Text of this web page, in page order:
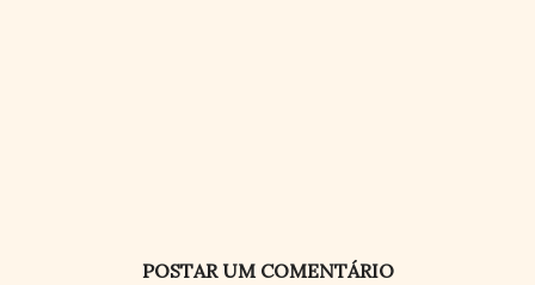
POSTAR UM COMENTÁRIO